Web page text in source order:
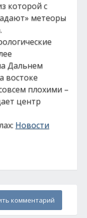
которой с
метеоры
Дальнем
востоке
плохими –
центр
Новости
комментарий